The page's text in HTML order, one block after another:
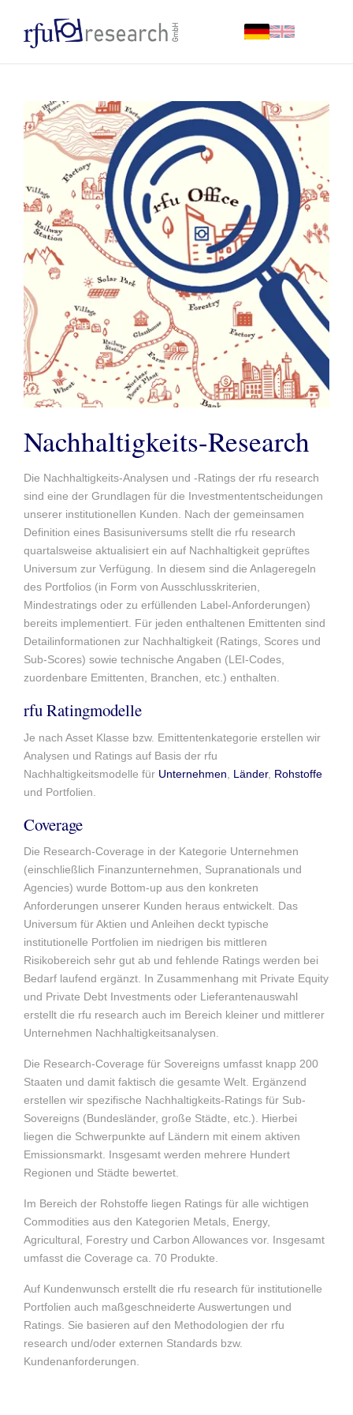
Nachhaltigkeits-Research
Die Nachhaltigkeits-Analysen und -Ratings der rfu research
sind eine der Grundlagen für die Investmententscheidungen
unserer institutionellen Kunden. Nach der gemeinsamen
Definition eines Basisuniversums stellt die rfu research
quartalsweise aktualisiert ein auf Nachhaltigkeit geprüftes
Universum zur Verfügung. In diesem sind die Anlageregeln
des Portfolios (in Form von Ausschlusskriterien,
Mindestratings oder zu erfüllenden Label-Anforderungen)
bereits implementiert. Für jeden enthaltenen Emittenten sind
Detailinformationen zur Nachhaltigkeit (Ratings, Scores und
Sub-Scores) sowie technische Angaben (LEI-Codes,
zuordenbare Emittenten, Branchen, etc.) enthalten.
rfu Ratingmodelle
Je nach Asset Klasse bzw. Emittentenkategorie erstellen wir
Analysen und Ratings auf Basis der rfu
Nachhaltigkeitsmodelle für Unternehmen Länder, Rohstoffe
und Portfolien.
Coverage
Die Research-Coverage in der Kategorie Unternehmen
(einschließlich Finanzunternehmen, Supranationals und
Agencies) wurde Bottom-up aus den konkreten
Anforderungen unserer Kunden heraus entwickelt. Das
Universum für Aktien und Anleihen deckt typische
institutionelle Portfolien im niedrigen bis mittleren
Risikobereich sehr gut ab und fehlende Ratings werden bei
Bedarf laufend ergänzt. In Zusammenhang mit Private Equity
und Private Debt Investments oder Lieferantenauswahl
erstellt die rfu research auch im Bereich kleiner und mittlerer
Unternehmen Nachhaltigkeitsanalysen.
Die Research-Coverage für Sovereigns umfasst knapp 200
Staaten und damit faktisch die gesamte Welt. Ergänzend
erstellen wir spezifische Nachhaltigkeits-Ratings für Sub-
Sovereigns (Bundesländer, große Städte, etc.). Hierbei
liegen die Schwerpunkte auf Ländern mit einem aktiven
Emissionsmarkt. Insgesamt werden mehrere Hundert
Regionen und Städte bewertet.
Im Bereich der Rohstoffe liegen Ratings für alle wichtigen
Commodities aus den Kategorien Metals, Energy,
Agricultural, Forestry und Carbon Allowances vor. Insgesamt
umfasst die Coverage ca. 70 Produkte.
Auf Kundenwunsch erstellt die rfu research für institutionelle
Portfolien auch maßgeschneiderte Auswertungen und
Ratings. Sie basieren auf den Methodologien der rfu
research und/oder externen Standards bzw.
Kundenanforderungen.